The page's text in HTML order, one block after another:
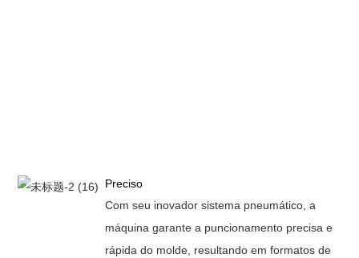
Preciso
Com seu inovador sistema pneumático, a
máquina garante a puncionamento precisa e
rápida do molde, resultando em formatos de